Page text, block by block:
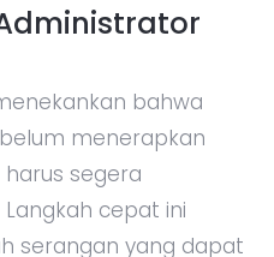
bahwa
menerapkan
harus segera
cepat ini
serangan yang dapat